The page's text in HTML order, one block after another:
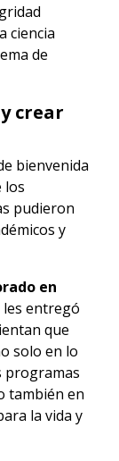
ciencia
de
crear
bienvenida
los
pudieron
y
en
les entregó
que
solo en lo
programas
también en
la vida y